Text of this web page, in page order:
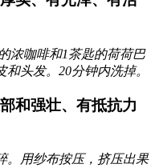
浓咖啡和1茶匙的荷荷巴
头发。20分钟内洗掉。
和强壮、有抵抗力
。用纱布按压，挤压出果